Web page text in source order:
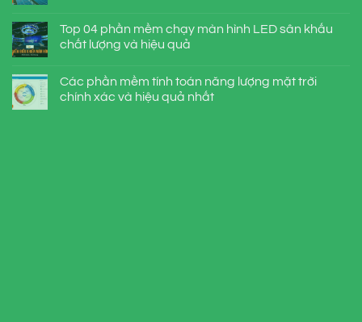
Top 04 phần mềm chạy màn hình LED sân khấu
chất lượng và hiệu quả
Các phần mềm tính toán năng lượng mặt trời
chính xác và hiệu quả nhất